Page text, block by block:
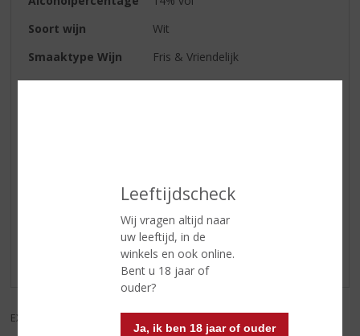
Leeftijdscheck
Wij vragen altijd naar
uw leeftijd, in de
winkels en ook online.
Bent u 18 jaar of
ouder?
Ja, ik ben 18 jaar of ouder
Soort wijn
Wit
Smaaktype Wijn
Fris & Vriendelijk
Wijn-spijs
Zeer smakelijk bij kruidige
Schrijf een review
Er zijn nog geen reviews geplaatst voor dit product
EXCL. BTW